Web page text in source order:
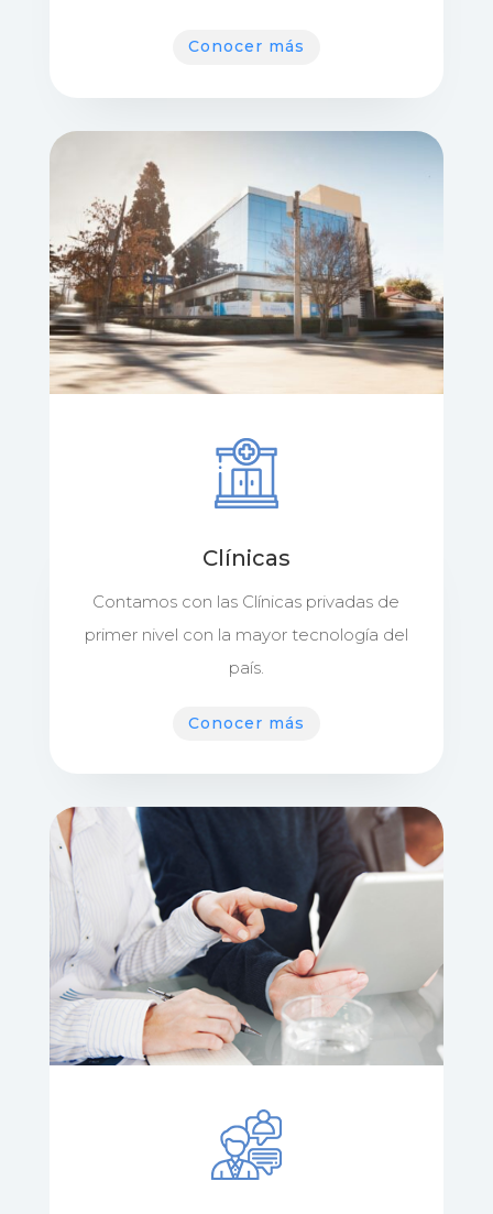
Conocer más
Clínicas
Contamos con las Clínicas privadas de
primer nivel con la mayor tecnología del
país.
Conocer más